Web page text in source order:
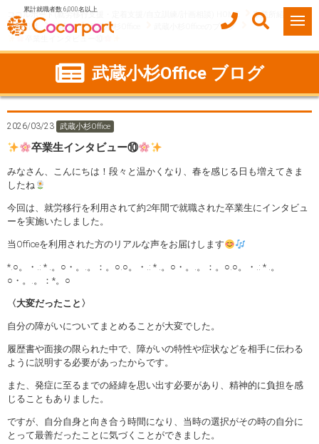
累計就職者数 6,000名以上
ココルポート(就労移行支援・定着支援/自立訓練/計画相談) HOME
事業所紹介
神奈川県
川崎市 武蔵小杉Office
武蔵小杉Officeのブログ
卒業生インタビュー⑩
武蔵小杉Office ブログ
2026/03/23 武蔵小杉Office
卒業生インタビュー⑩
みなさん、こんにちは！段々と温かくなり、春を感じる日も増えてきま
したね
今回は、就労移行を利用されて約2年間で就職された卒業生にインタビュ
ーを実施いたしました。
当Officeを利用された方のリアルな声をお届けします
*.○。・.: * .。○・。.。：。○.○。・.: * .。○・。.。：。○.○。・.: * .。
○・。.。：*。○
〈大変だったこと〉
自分の障がいについてまとめることが大変でした。
履歴書や面接の限られた中で、障がいの特性や症状などを相手に伝わる
ように説明する必要があったからです。
また、発症に至るまでの経緯を思い出す必要があり、精神的に負担を感
じることもありました。
ですが、自分自身と向き合う時間になり、当時の選択がその時の自分に
とって最善だったことに気づくことができました。